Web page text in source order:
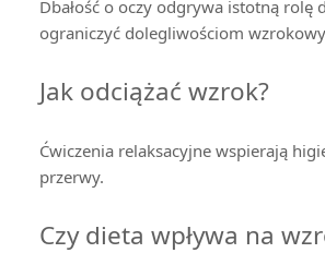
Dbałość o oczy odgrywa istotną rolę
ograniczyć dolegliwościom
Jak odciążać wzrok?
Ćwiczenia relaksacyjne wspierają
przerwy.
Czy dieta wpływa na